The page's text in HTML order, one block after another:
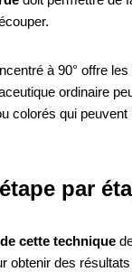
à 90° offre
ordinaire
colorés qui
par
cette technique
obtenir des